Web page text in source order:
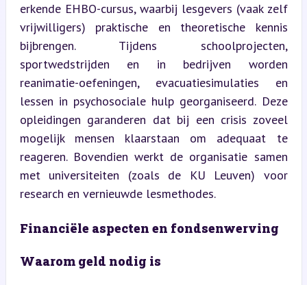
erkende EHBO-cursus, waarbij lesgevers (vaak zelf
vrijwilligers) praktische en theoretische kennis
bijbrengen. Tijdens schoolprojecten,
sportwedstrijden en in bedrijven worden
reanimatie-oefeningen, evacuatiesimulaties en
lessen in psychosociale hulp georganiseerd. Deze
opleidingen garanderen dat bij een crisis zoveel
mogelijk mensen klaarstaan om adequaat te
reageren. Bovendien werkt de organisatie samen
met universiteiten (zoals de KU Leuven) voor
research en vernieuwde lesmethodes.
Financiële aspecten en fondsenwerving
Waarom geld nodig is